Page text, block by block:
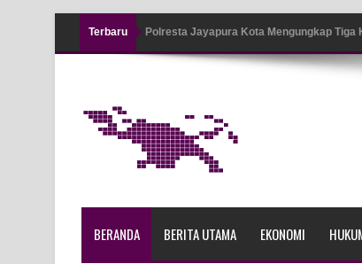
Terbaru Polresta Jayapura Kota Mengungkap
Kapolresta Jayapura Kota Mengapresiasi
BERANDA BERITA UTAMA EKONOMI